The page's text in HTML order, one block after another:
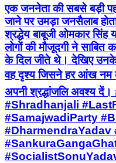
एक जननेता की सबसे बड़ी
जाने पर उमड़ा जनसैलाब
श्रद्धेय बाबूजी ओमकार सिंह
लोगों की मौजूदगी ने साबित
के दिल जीते थे। देखिए
वह दृश्य जिसने हर आंख नम
अपनी श्रद्धांजलि अवश्य
#Shradhanjali
#SamajwadiParty
#DharmendraYadav